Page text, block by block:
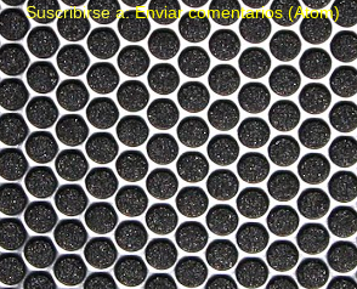
Suscribirse a:Enviar comentarios (Atom)